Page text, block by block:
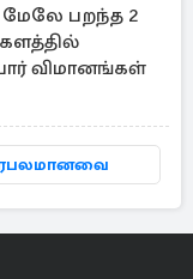
மேலே பறந்த 2
விமானங்கள்